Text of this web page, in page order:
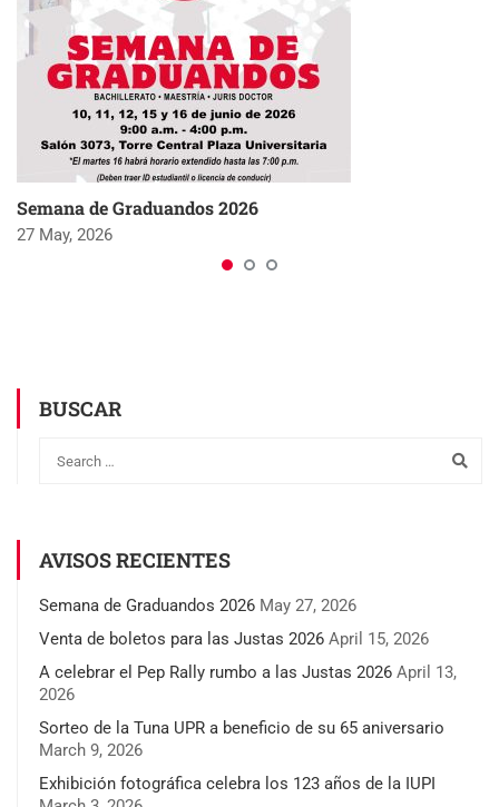
Semana de Graduandos 2026
27 May, 2026
BUSCAR
AVISOS RECIENTES
Semana de Graduandos 2026 May 27, 2026
Venta de boletos para las Justas 2026 April 15, 2026
A celebrar el Pep Rally rumbo a las Justas 2026 April 13,
2026
Sorteo de la Tuna UPR a beneficio de su 65 aniversario
March 9, 2026
Exhibición fotográfica celebra los 123 años de la IUPI